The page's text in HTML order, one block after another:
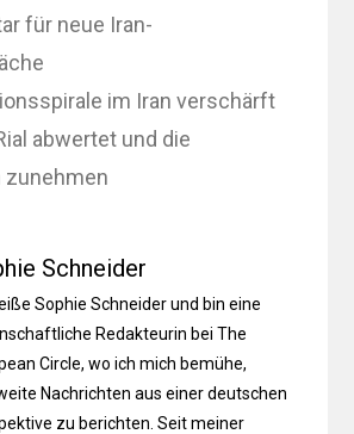
für neue Iran-
im Iran verschärft
abwertet und die
zunehmen
Schneider
Sophie Schneider und bin eine
Redakteurin bei The
Circle, wo ich mich bemühe,
Nachrichten aus einer deutschen
zu berichten. Seit meiner